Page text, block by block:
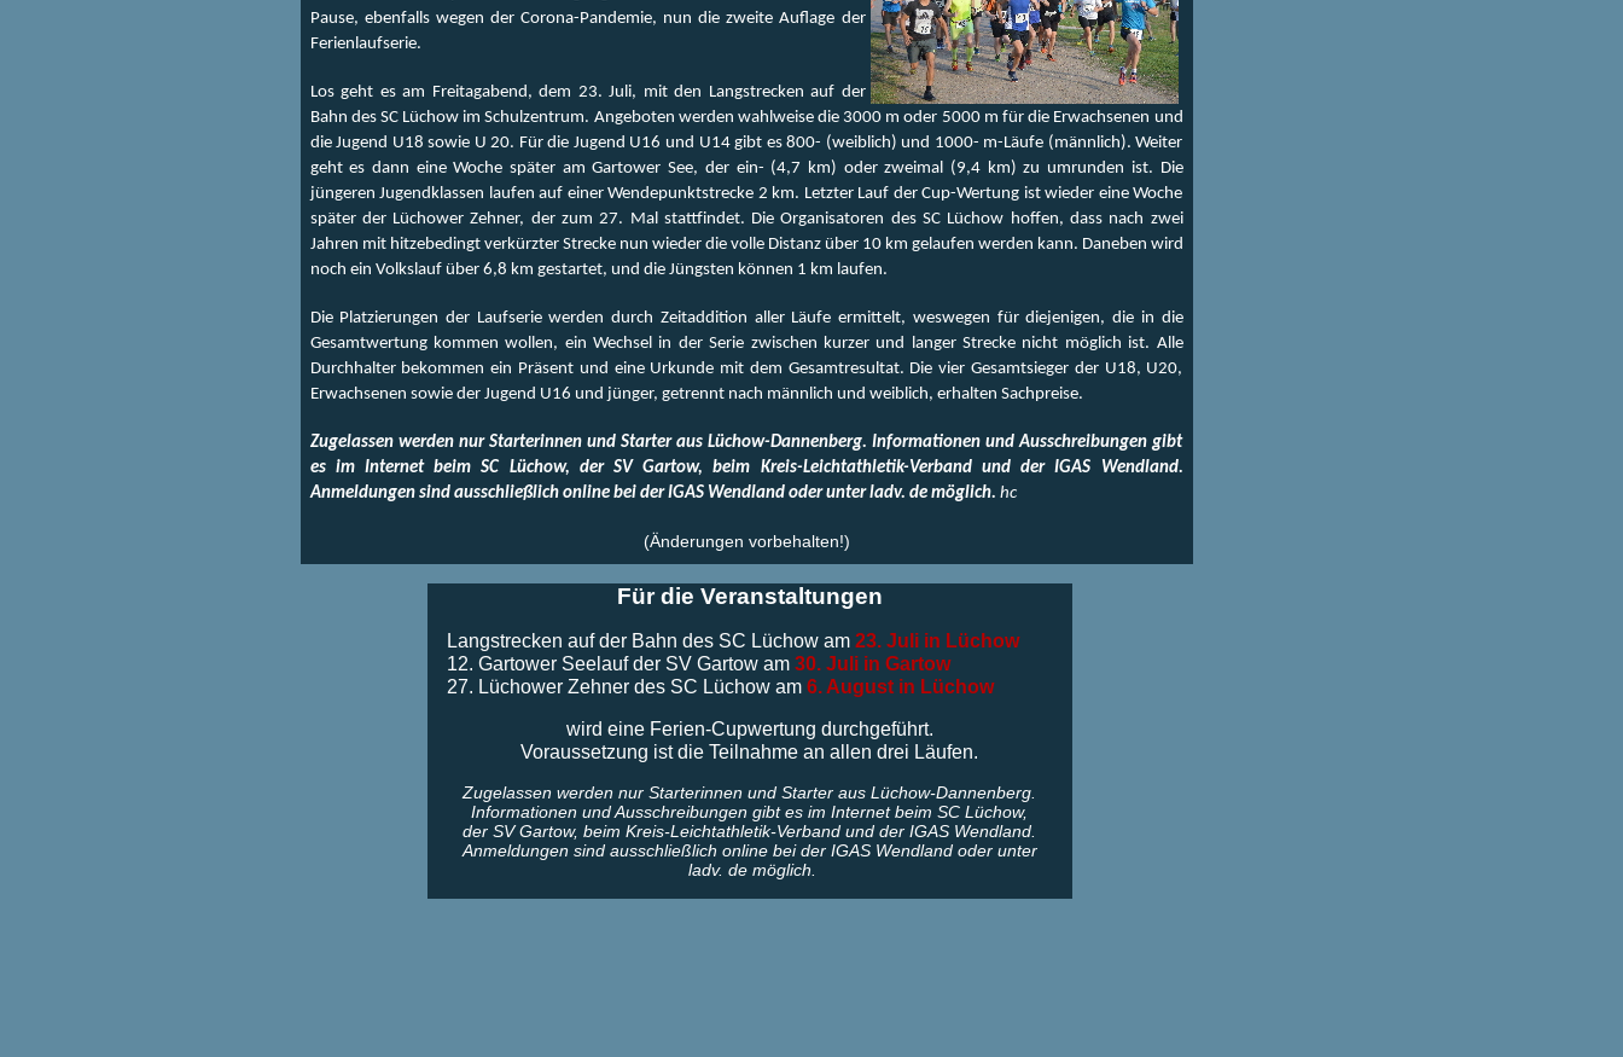
Pause, ebenfalls wegen der Corona-Pandemie, nun die zweite Auflage der
Ferienlaufserie.
Los geht es am Freitagabend, dem 23. Juli, mit den Langstrecken auf der
Bahn des SC Lüchow im Schulzentrum. Angeboten werden wahlweise die 3000 m oder 5000 m für die Erwachsenen und
die Jugend U18 sowie U 20. Für die Jugend U16 und U14 gibt es 800- (weiblich) und 1000- m-Läufe (männlich). Weiter
geht es dann eine Woche später am Gartower See, der ein- (4,7 km) oder zweimal (9,4 km) zu umrunden ist. Die
jüngeren Jugendklassen laufen auf einer Wendepunktstrecke 2 km. Letzter Lauf der Cup-Wertung ist wieder eine Woche
später der Lüchower Zehner, der zum 27. Mal stattfindet. Die Organisatoren des SC Lüchow hoffen, dass nach zwei
Jahren mit hitzebedingt verkürzter Strecke nun wieder die volle Distanz über 10 km gelaufen werden kann. Daneben wird
noch ein Volkslauf über 6,8 km gestartet, und die Jüngsten können 1 km laufen.
Die Platzierungen der Laufserie werden durch Zeitaddition aller Läufe ermittelt, weswegen für diejenigen, die in die
Gesamtwertung kommen wollen, ein Wechsel in der Serie zwischen kurzer und langer Strecke nicht möglich ist. Alle
Durchhalter bekommen ein Präsent und eine Urkunde mit dem Gesamtresultat. Die vier Gesamtsieger der U18, U20,
Erwachsenen sowie der Jugend U16 und jünger, getrennt nach männlich und weiblich, erhalten Sachpreise.
Zugelassen werden nur Starterinnen und Starter aus Lüchow-Dannenberg. Informationen und Ausschreibungen gibt
es im Internet beim SC Lüchow, der SV Gartow, beim Kreis-Leichtathletik-Verband und der IGAS Wendland.
Anmeldungen sind ausschließlich online bei der IGAS Wendland oder unter ladv. de möglich. hc
(Änderungen vorbehalten!)
Für die Veranstaltungen
Langstrecken auf der Bahn des SC Lüchow am 23. Juli in Lüchow
12. Gartower Seelauf der SV Gartow am 30. Juli in Gartow
27. Lüchower Zehner des SC Lüchow am 6. August in Lüchow
wird eine Ferien-Cupwertung durchgeführt.
Voraussetzung ist die Teilnahme an allen drei Läufen.
Zugelassen werden nur Starterinnen und Starter aus Lüchow-Dannenberg.
Informationen und Ausschreibungen gibt es im Internet beim SC Lüchow,
der SV Gartow, beim Kreis-Leichtathletik-Verband und der IGAS Wendland.
Anmeldungen sind ausschließlich online bei der IGAS Wendland oder unter
ladv. de möglich.